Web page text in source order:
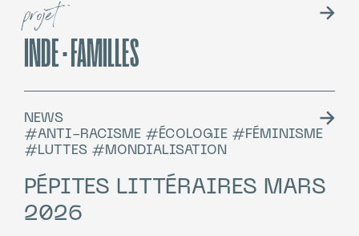
projet
INDE · FAMILLES
NEWS
#ANTI-RACISME #ÉCOLOGIE #FÉMINISME
#LUTTES #MONDIALISATION
PÉPITES LITTÉRAIRES MARS
2026